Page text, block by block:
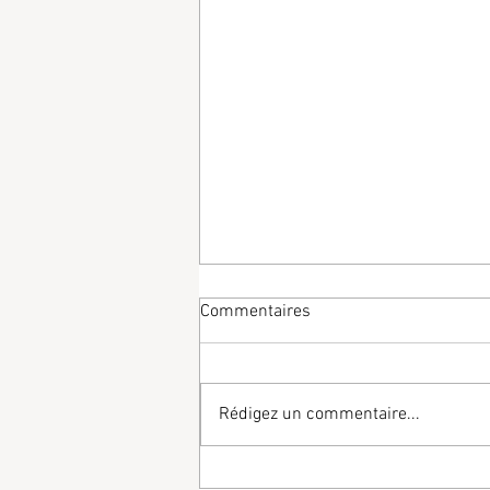
Commentaires
Rédigez un commentaire...